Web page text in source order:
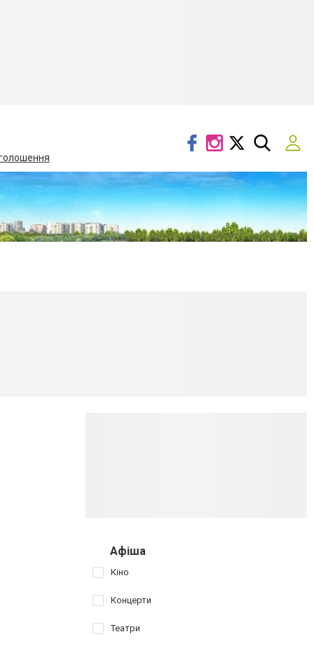
Афіша
Кіно
Концерти
Театри